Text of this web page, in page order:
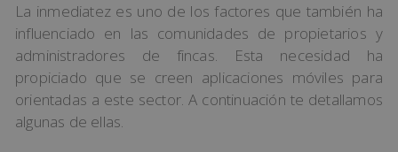
La inmediatez es uno de los factores que también ha
influenciado en las comunidades de propietarios y
administradores de fincas. Esta necesidad ha
propiciado que se creen aplicaciones móviles para
orientadas a este sector. A continuación te detallamos
algunas de ellas.